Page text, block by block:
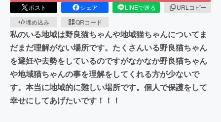
ポスト シェア LINEで送る
URLコピー
埋め込み
QRコード
私のいる地域は野良猫ちゃんや地域猫ちゃんについてま
だまだ理解がない場所です。たくさんいる野良猫ちゃん
を避妊や去勢をしているのですがなかなか野良猫ちゃん
や地域猫ちゃんの事を理解をしてくれる方が少ないで
す。本当に地域的に難しい場所です。個人で保護をして
幸せにしてあげたいです！！！